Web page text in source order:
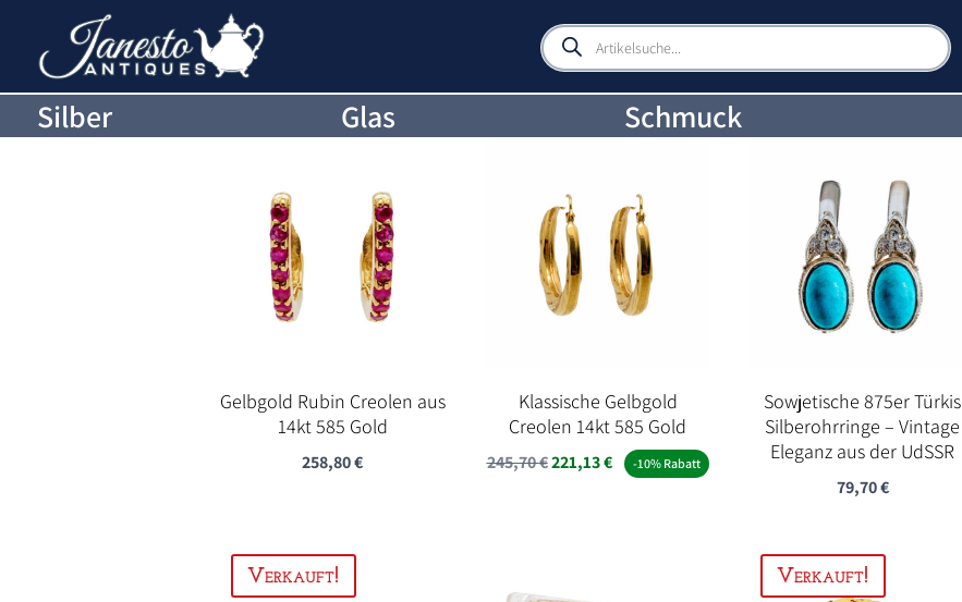
Products
search
Silber Glas Schmuck
Gelbgold Rubin Creolen aus
14kt 585 Gold
258,80€
Klassische Gelbgold
Creolen 14kt 585 Gold
245,70€221,13€ -10% Rabatt
Sowjetische 875er Türkis
Silberohrringe – Vintage
Eleganz aus der UdSSR
79,70€